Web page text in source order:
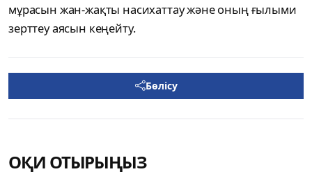
мұрасын жан-жақты насихаттау және оның ғылыми
зерттеу аясын кеңейту.
Бөлісу
ОҚИ ОТЫРЫҢЫЗ